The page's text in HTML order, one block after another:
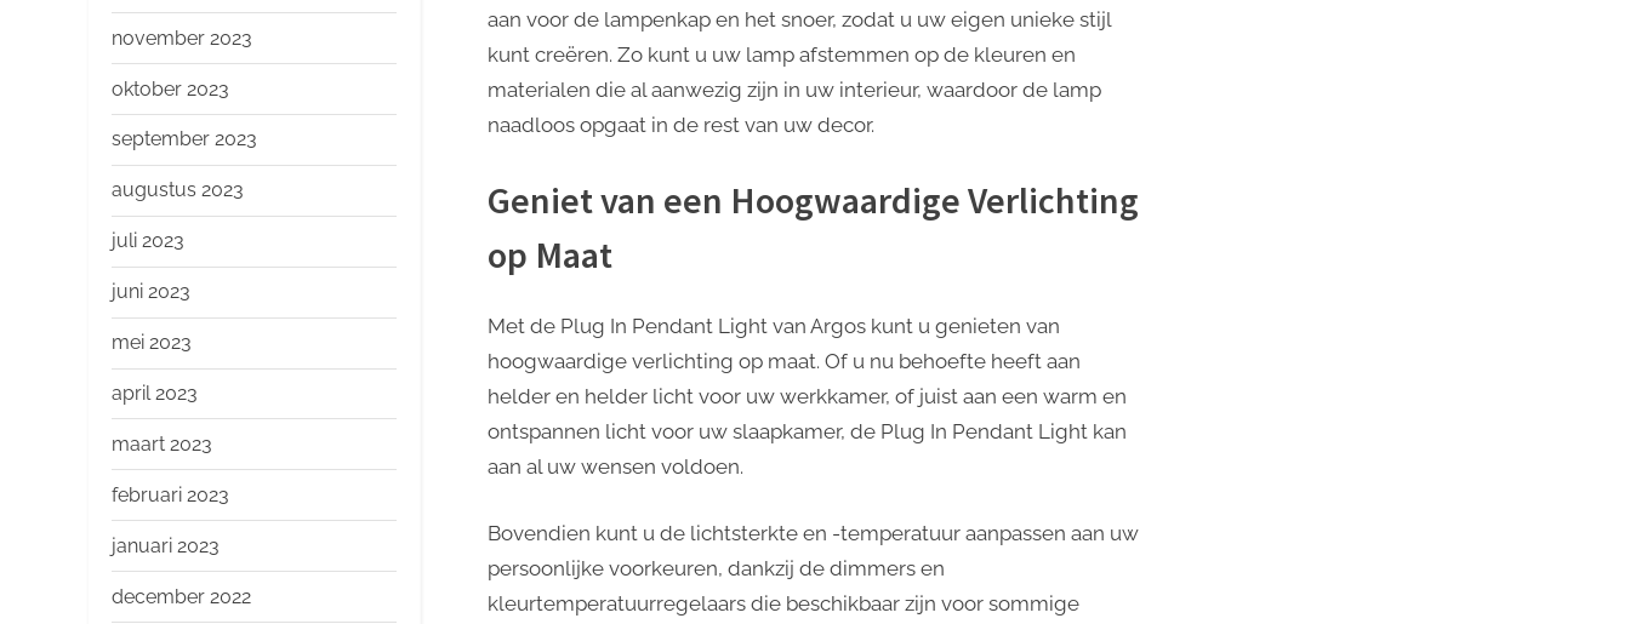
aan voor de lampenkap en het snoer, zodat u uw eigen unieke stijl
kunt creëren. Zo kunt u uw lamp afstemmen op de kleuren en
materialen die al aanwezig zijn in uw interieur, waardoor de lamp
naadloos opgaat in de rest van uw decor.
Geniet van een Hoogwaardige Verlichting
op Maat
Met de Plug In Pendant Light van Argos kunt u genieten van
hoogwaardige verlichting op maat. Of u nu behoefte heeft aan
helder en helder licht voor uw werkkamer, of juist aan een warm en
ontspannen licht voor uw slaapkamer, de Plug In Pendant Light kan
aan al uw wensen voldoen.
Bovendien kunt u de lichtsterkte en -temperatuur aanpassen aan uw
persoonlijke voorkeuren, dankzij de dimmers en
kleurtemperatuurregelaars die beschikbaar zijn voor sommige
november 2023
oktober 2023
september 2023
augustus 2023
juli 2023
juni 2023
mei 2023
april 2023
maart 2023
februari 2023
januari 2023
december 2022